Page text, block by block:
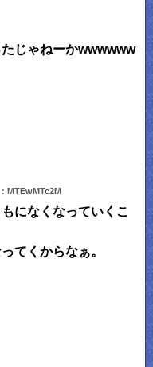
じゃねーかwwwwww
MTEwMTc2M
になくなっていくこ
てくからなぁ。